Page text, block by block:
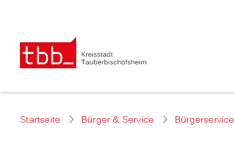
Startseite Bürger & Service Bürgerservice